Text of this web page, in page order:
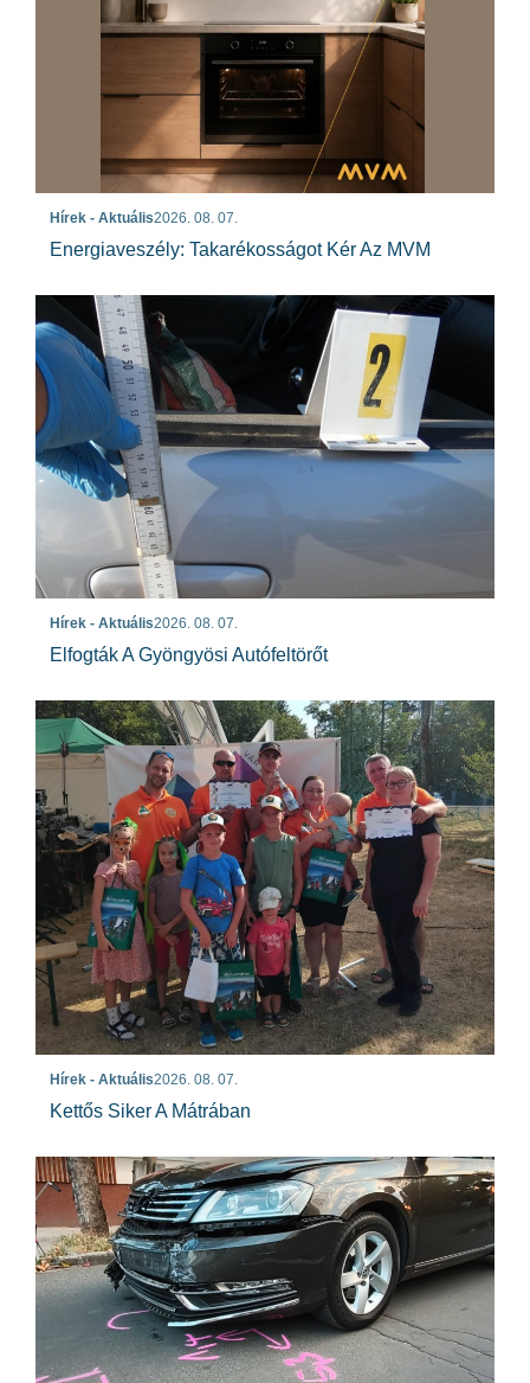
Hírek - Aktuális2026. 08. 07.
Energiaveszély: Takarékosságot Kér Az MVM
Hírek - Aktuális2026. 08. 07.
Elfogták A Gyöngyösi Autófeltörőt
Hírek - Aktuális2026. 08. 07.
Kettős Siker A Mátrában